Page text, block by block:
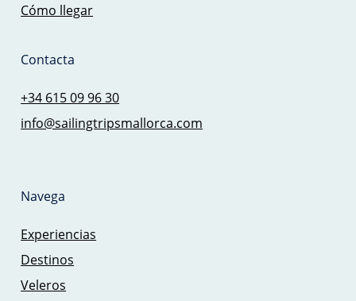
Cómo llegar
Contacta
+34 615 09 96 30
info@sailingtripsmallorca.com
Navega
Experiencias
Destinos
Veleros